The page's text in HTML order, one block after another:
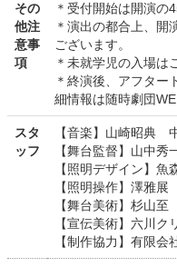
その
他注
意事
項
＊受付開始は開演の
＊演出の都合上、開
ございます。
＊未就学児の入場は
＊終演後、アフター
細情報は随時劇団
スタ
ッフ
【音楽】山崎昭典
【舞台監督】山中秀
【照明デザイン】魚
【照明操作】澤雅展
【舞台美術】杉山至
【宣伝美術】六川ク
【制作協力】有限会